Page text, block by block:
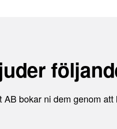
bokar ni dem genom